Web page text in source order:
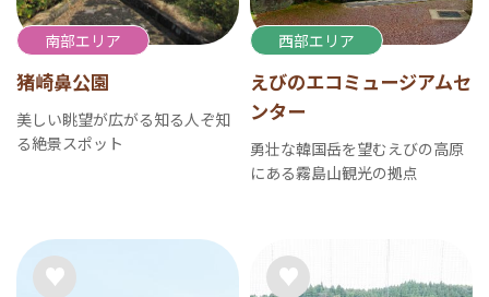
南部エリア
猪崎鼻公園
美しい眺望が広がる知る人ぞ知
る絶景スポット
西部エリア
えびのエコミュージアムセ
ンター
勇壮な韓国岳を望むえびの高原
にある霧島山観光の拠点